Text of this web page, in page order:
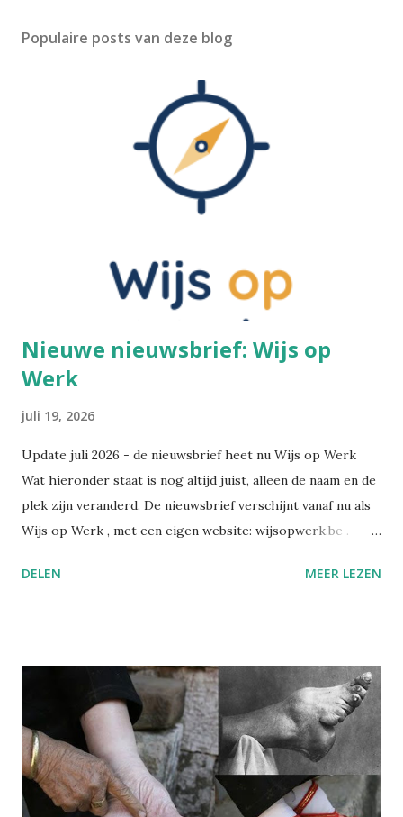
Populaire posts van deze blog
Nieuwe nieuwsbrief: Wijs op
Werk
juli 19, 2026
Update juli 2026 - de nieuwsbrief heet nu Wijs op Werk
Wat hieronder staat is nog altijd juist, alleen de naam en de
plek zijn veranderd. De nieuwsbrief verschijnt vanaf nu als
Wijs op Werk , met een eigen website: wijsopwerk.be .
gaat: welzijn, preventie, verzuim- en re-integratiebeleid,
voortaan op wijsopwerk.be . Inschrijven kan daar
rechtstreeks: wijsopwerk.be/nieuwsbrief . -- Juli 2025
Sinds kort heb ik op LinkedIn een nieuwsbrief gelanceerd:
Wegwijs in welzijn. Daarin bundel ik wekelijks de artikels
die ik publiceer over welzijn, preventie en
arbeidsgezondheid. De reden? Er verschijnt zoveel
DELEN MEER LEZEN